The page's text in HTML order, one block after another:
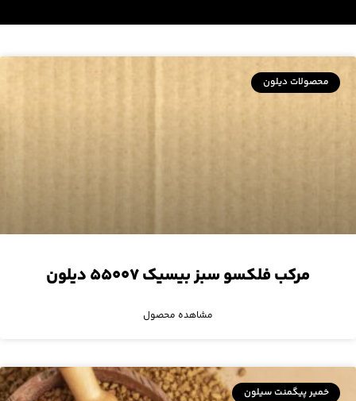
محصولات دیلون
مرکب فلکسو سبز بیسیک ۵۵۰۰۷ دیلون
مشاهده محصول
خمیر پیگمنت سیلون